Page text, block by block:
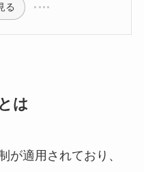
る
は
が適用されており、